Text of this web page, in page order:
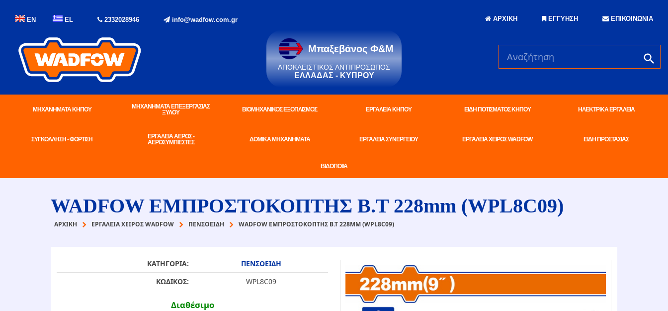
EN EL 2332028946 info@wadfow.com.gr ΑΡΧΙΚΗ ΕΓΓΥΗΣΗ ΕΠΙΚΟΙΝΩΝΙΑ
Μπαξεβάνος Φ&Μ
ΑΠΟΚΛΕΙΣΤΙΚΌΣ ΑΝΤΙΠΡΌΣΩΠΟΣ
ΕΛΛΆΔΑΣ - ΚΎΠΡΟΥ
ΜΗΧΑΝΗΜΑΤΑ ΚΗΠΟΥ
ΜΗΧΑΝΗΜΑΤΑ ΕΠΕΞΕΡΓΑΣΙΑΣ
ΞΥΛΟΥ
ΒΙΟΜΗΧΑΝΙΚΟΣ ΕΞΟΠΛΙΣΜΟΣ ΕΡΓΑΛΕΙΑ ΚΗΠΟΥ ΕΙΔΗ ΠΟΤΙΣΜΑΤΟΣ ΚΗΠΟΥ ΗΛΕΚΤΡΙΚΑ ΕΡΓΑΛΕΙΑ
ΣΥΓΚΟΛΛΗΣΗ - ΦΟΡΤΙΣΗ
ΕΡΓΑΛΕΙΑ ΑΕΡΟΣ -
ΑΕΡΟΣΥΜΠΙΕΣΤΕΣ
ΔΟΜΙΚΑ ΜΗΧΑΝΗΜΑΤΑ ΕΡΓΑΛΕΙΑ ΣΥΝΕΡΓΕΙΟΥ ΕΡΓΑΛΕΙΑ ΧΕΙΡΟΣ WADFOW ΕΙΔΗ ΠΡΟΣΤΑΣΙΑΣ
ΒΙΔΟΠΟΙΙΑ
WADFOW ΕΜΠΡΟΣΤΟΚΟΠΤΗΣ Β.Τ 228mm (WPL8C09)
ΑΡΧΙΚΉ ΕΡΓΑΛΕΙΑ ΧΕΙΡΟΣ WADFOW ΠΕΝΣΟΕΙΔΗ WADFOW ΕΜΠΡΟΣΤΟΚΟΠΤΗΣ Β.Τ 228MM (WPL8C09)
ΚΑΤΗΓΟΡΙΑ:
ΠΕΝΣΟΕΙΔΗ
ΚΩΔΙΚΟΣ:
WPL8C09
Διαθέσιμο